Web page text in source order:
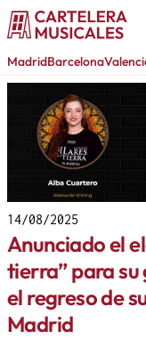
MadridBarcelona
14/08/2025
Anunciado el
tierra” para
el regreso de
Madrid